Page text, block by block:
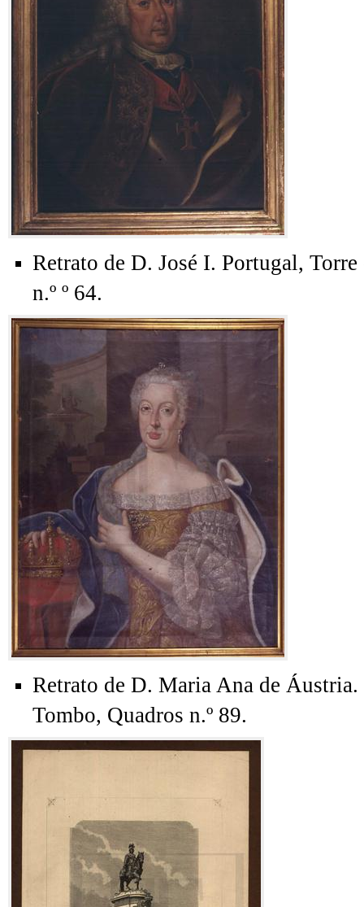
Retrato de D. José I. Portugal,
n.º º 64.
Retrato de D. Maria Ana de Áustria.
Tombo, Quadros n.º 89.